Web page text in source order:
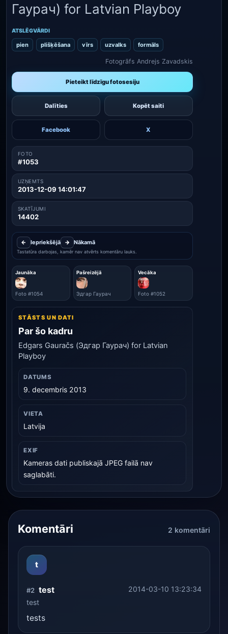
Гаурач) for Latvian Playboy
ATSLĒGVĀRDI
pien plišķēšana vīrs uzvalks formāls
Fotogrāfs Andrejs Zavadskis
Pieteikt līdzīgu fotosesiju
Dalīties Kopēt saiti
Facebook X
FOTO
#1053
UZŅEMTS
2013-12-09 14:01:47
SKATĪJUMI
14402
← Iepriekšējā → Nākamā
Tastatūra darbojas, kamēr nav atvērts komentāru lauks.
Jaunāka
Foto #1054
Pašreizējā
Эдгар Гаурач
Vecāka
Foto #1052
STĀSTS UN DATI
Par šo kadru
Edgars Gauračs (Эдгар Гаурач) for Latvian
Playboy
DATUMS
9. decembris 2013
VIETA
Latvija
EXIF
Kameras dati publiskajā JPEG failā nav
saglabāti.
Komentāri 2 komentāri
t
#2 test
test
2014-03-10 13:23:34
tests